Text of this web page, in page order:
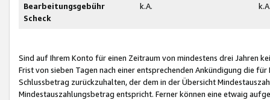
Bearbeitungsgebühr
Scheck
k.A.
Sind auf Ihrem Konto für einen Zeitraum von mindestens drei Jahren
Frist von sieben Tagen nach einer entsprechenden Ankündigung die
Schlussbetrag zurückzuhalten, der dem in der Übersicht
Mindestauszahlungsbetrag entspricht. Ferner können eine etwaig